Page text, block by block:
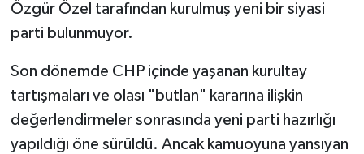
Özgür Özel tarafından kurulmuş yeni bir siyasi
parti bulunmuyor.
Son dönemde CHP içinde yaşanan kurultay
tartışmaları ve olası "butlan" kararına ilişkin
değerlendirmeler sonrasında yeni parti hazırlığı
yapıldığı öne sürüldü. Ancak kamuoyuna yansıyan